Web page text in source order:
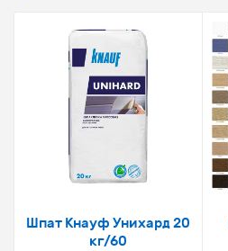
Шпат Кнауф Унихард 20
кг/60